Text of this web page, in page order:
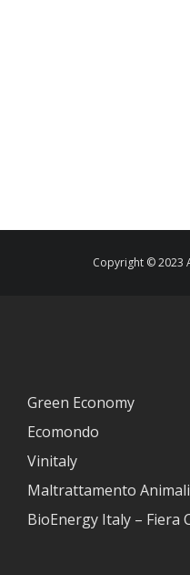
Copyright © 2023
Green Economy
Ecomondo
Vinitaly
Maltrattamento Animali
BioEnergy Italy – Fiera